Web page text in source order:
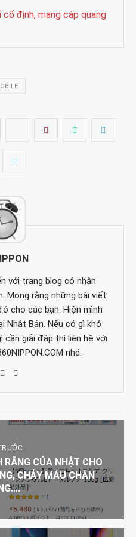
định, mạng cáp quang
với trang blog có nhân
Mong rằng những bài viết
cho các bạn. Hiện mình
Nhật Bản. Nếu có gì khó
cần giải đáp thì liên hệ với
nhé.
CỦA NHẬT CHO
CHẢY MÁU CHÂN